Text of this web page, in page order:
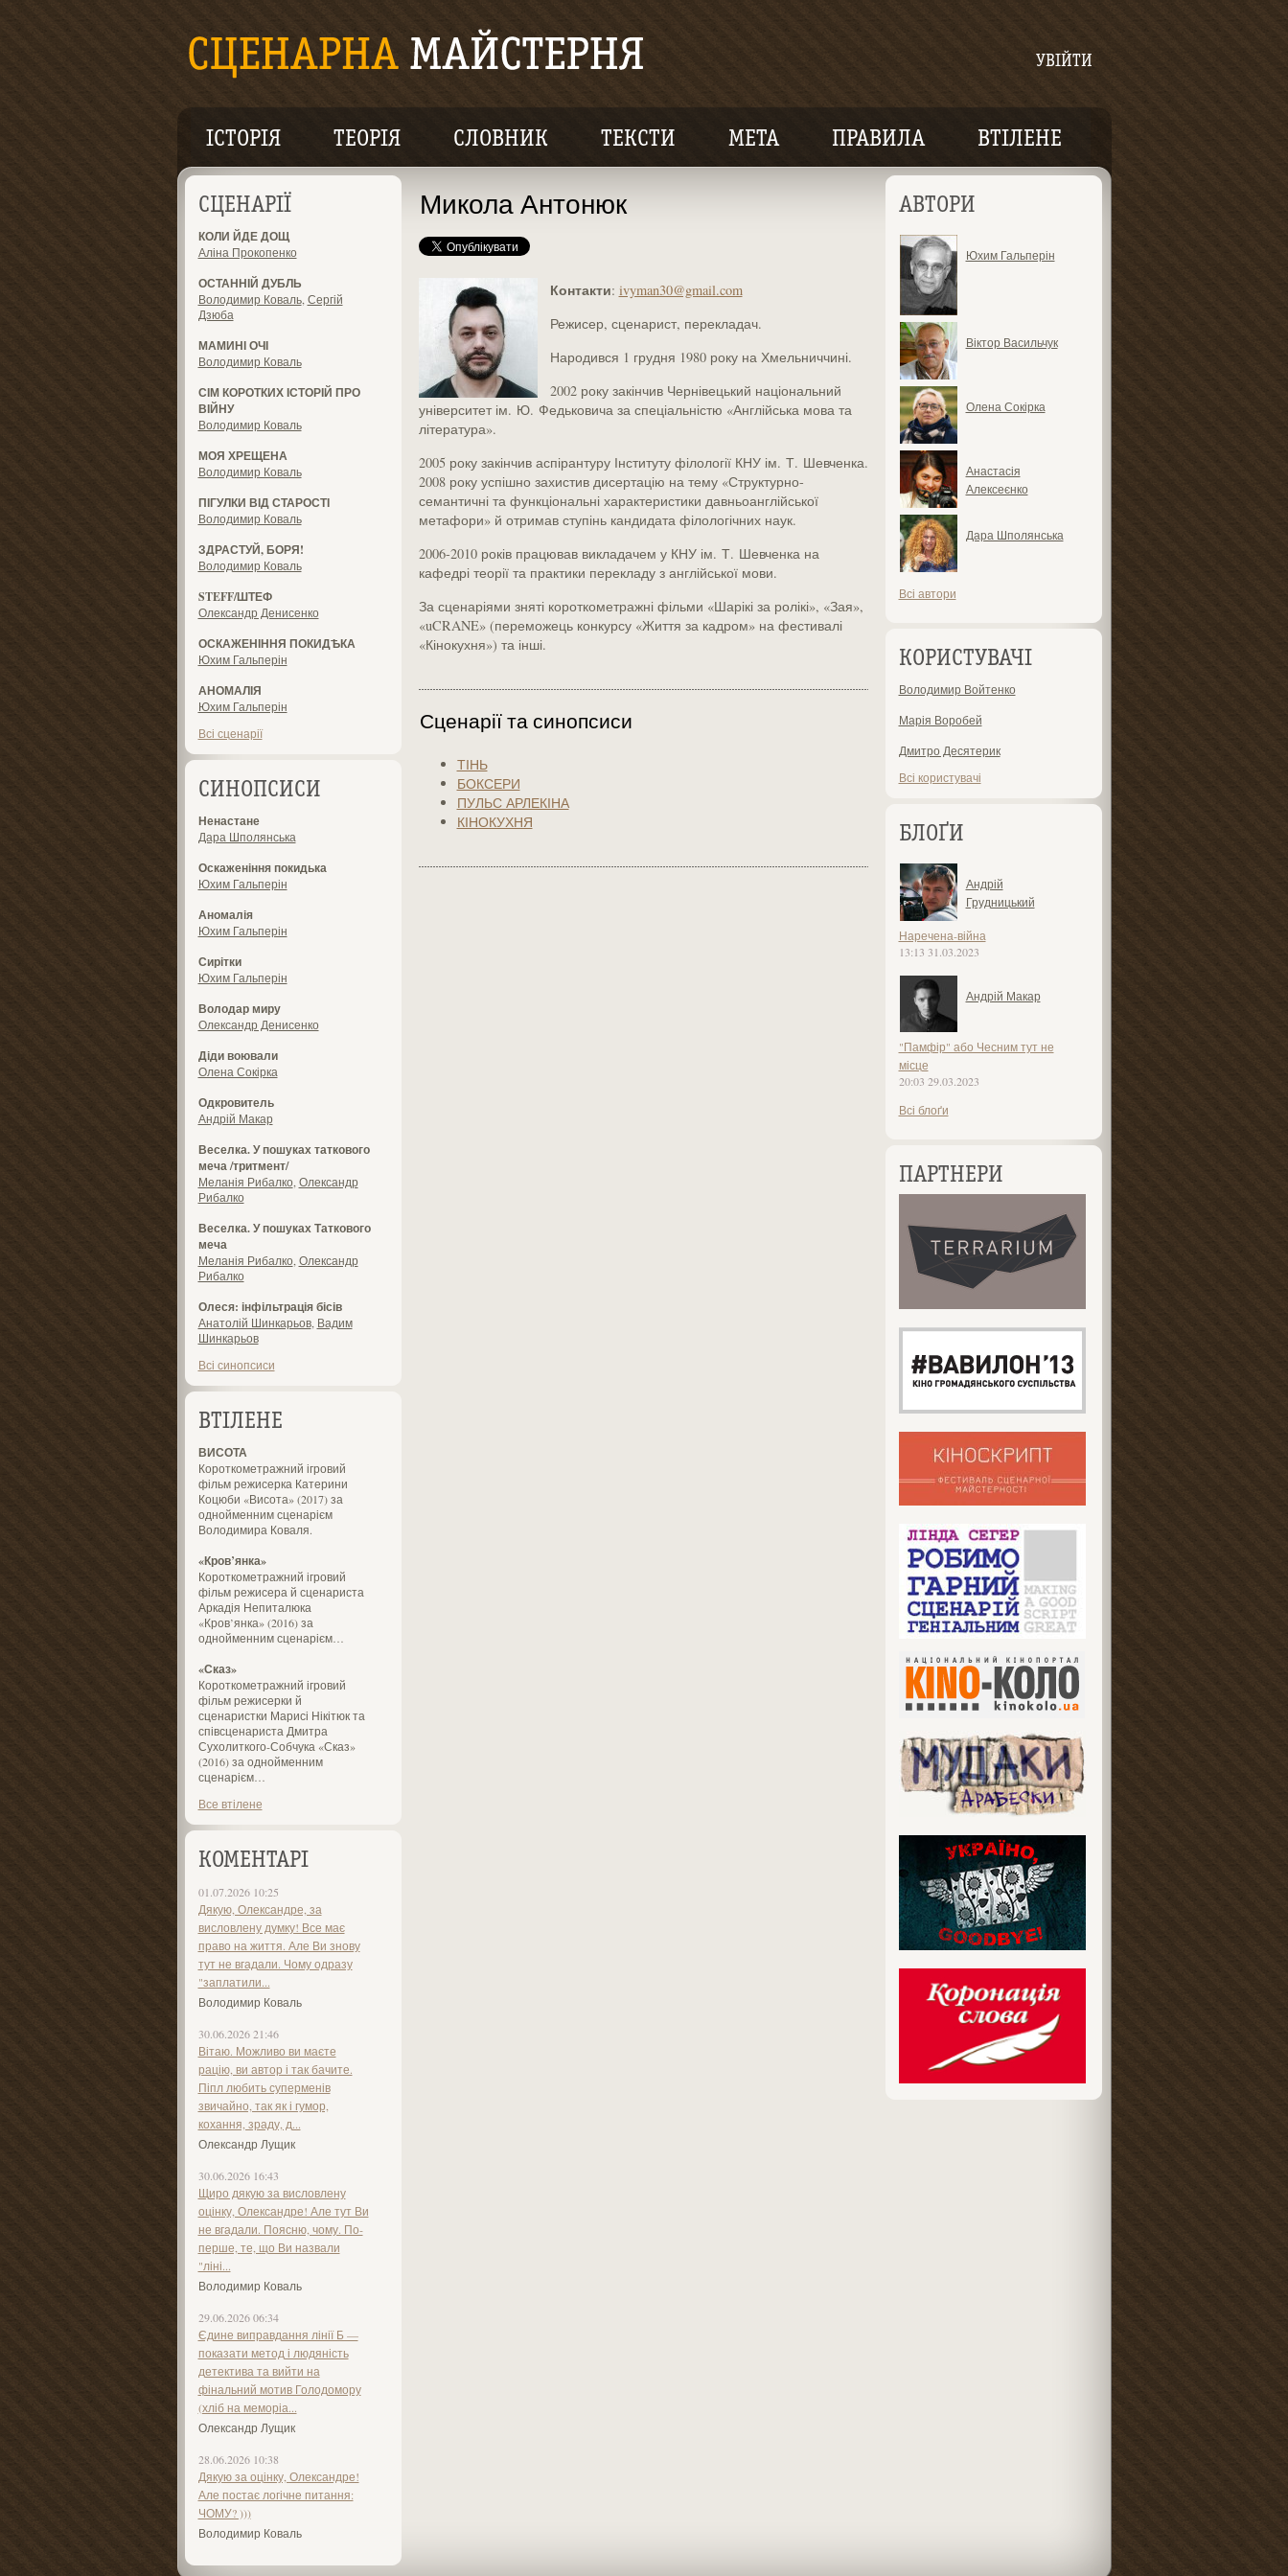
УВІЙТИ
ІСТОРІЯ ТЕОРІЯ СЛОВНИК ТЕКСТИ МЕТА ПРАВИЛА ВТІЛЕНЕ
СЦЕНАРІЇ
КОЛИ ЙДЕ ДОЩ
Аліна Прокопенко
ОСТАННІЙ ДУБЛЬ
Володимир Коваль, Сергій
Дзюба
МАМИНІ ОЧІ
Володимир Коваль
СІМ КОРОТКИХ ІСТОРІЙ ПРО
ВІЙНУ
Володимир Коваль
МОЯ ХРЕЩЕНА
Володимир Коваль
ПІГУЛКИ ВІД СТАРОСТІ
Володимир Коваль
ЗДРАСТУЙ, БОРЯ!
Володимир Коваль
STEFF/ШТЕФ
Олександр Денисенко
ОСКАЖЕНІННЯ ПОКИДѢКА
Юхим Гальперін
АНОМАЛІЯ
Юхим Гальперін
Всі сценарії
СИНОПСИСИ
Ненастане
Дара Шполянська
Оскаженіння покидька
Юхим Гальперін
Аномалія
Юхим Гальперін
Сирітки
Юхим Гальперін
Володар миру
Олександр Денисенко
Діди воювали
Олена Сокірка
Одкровитель
Андрій Макар
Веселка. У пошуках таткового
меча /тритмент/
Меланія Рибалко Олександр
Рибалко
Веселка. У пошуках Таткового
меча
Меланія Рибалко Олександр
Рибалко
Олеся: інфільтрація бісів
Анатолій Шинкарьов, Вадим
Шинкарьов
Всі синопсиси
ВТІЛЕНЕ
ВИСОТА
Короткометражний ігровий
фільм режисерка Катерини
Коцюби «Висота» (2017) за
однойменним сценарієм
Володимира Коваля.
«Кров’янка»
Короткометражний ігровий
фільм режисера й сценариста
Аркадія Непиталюка
«Кров’янка» (2016) за
однойменним сценарієм…
«Сказ»
Короткометражний ігровий
фільм режисерки й
сценаристки Марисі Нікітюк та
співсценариста Дмитра
Сухолиткого-Собчука «Сказ»
(2016) за однойменним
сценарієм…
Все втілене
КОМЕНТАРІ
01.07.2026 10:25
Дякую, Олександре, за
висловлену думку! Все має
право на життя. Але Ви знову
тут не вгадали. Чому одразу
"заплатили...
Володимир Коваль
30.06.2026 21:46
Вітаю. Можливо ви маєте
рацію, ви автор і так бачите.
Піпл любить суперменів
звичайно, так як і гумор,
кохання, зраду, д...
Олександр Лущик
30.06.2026 16:43
Щиро дякую за висловлену
оцінку, Олександре! Але тут Ви
не вгадали. Поясню, чому. По-
перше, те, що Ви назвали
"ліні...
Володимир Коваль
29.06.2026 06:34
Єдине виправдання лінії Б —
показати метод і людяність
детектива та вийти на
фінальний мотив Голодомору
(хліб на меморіа...
Олександр Лущик
28.06.2026 10:38
Дякую за оцінку, Олександре!
Але постає логічне питання:
ЧОМУ? )))
Володимир Коваль
АВТОРИ
Юхим Гальперін
Віктор Васильчук
Олена Сокірка
Анастасія
Алексеєнко
Дара Шполянська
Всі автори
КОРИСТУВАЧІ
Володимир Войтенко
Марія Воробей
Дмитро Десятерик
Всі користувачі
БЛОҐИ
Андрій
Грудницький
Наречена-війна
13:13 31.03.2023
Андрій Макар
"Памфір" або Чесним тут не
місце
20:03 29.03.2023
Всі блоґи
ПАРТНЕРИ
Микола Антонюк
Контакти: ivyman30@gmail.com
Режисер, сценарист, перекладач.
Народився 1 грудня 1980 року на Хмельниччині.
2002 року закінчив Чернівецький національний
університет ім. Ю. Федьковича за спеціальністю «Англійська мова та
література».
2005 року закінчив аспірантуру Інституту філології КНУ ім. Т. Шевченка.
2008 року успішно захистив дисертацію на тему «Структурно-
семантичні та функціональні характеристики давньоанглійської
метафори» й отримав ступінь кандидата філологічних наук.
2006-2010 років працював викладачем у КНУ ім. Т. Шевченка на
кафедрі теорії та практики перекладу з англійської мови.
За сценаріями зняті короткометражні фільми «Шарікі за ролікі», «Зая»,
«uCRANE» (переможець конкурсу «Життя за кадром» на фестивалі
«Кінокухня») та інші.
Сценарії та синопсиси
ТІНЬ
БОКСЕРИ
ПУЛЬС АРЛЕКІНА
КІНОКУХНЯ